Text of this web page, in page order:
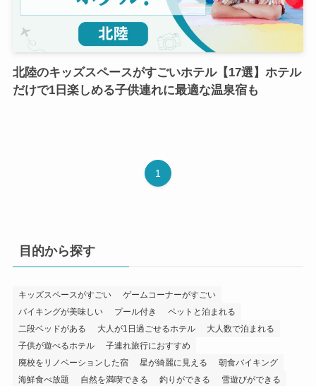
北陸のキッズスペースがすごいホテル【17選】ホテル
だけで1日楽しめる子供連れに最適な温泉宿も
1
目的から探す
キッズスペースがすごい
ゲームコーナーがすごい
バイキングが美味しい
プール付き
ペットと泊まれる
二段ベッドがある
大人が1日過ごせるホテル
大人数で泊まれる
子供が遊べるホテル
子連れ旅行におすすめ
廃校をリノベーションした宿
星が綺麗に見える
朝食バイキング
海鮮食べ放題
自然を満喫できる 釣りができる
雪遊びができる